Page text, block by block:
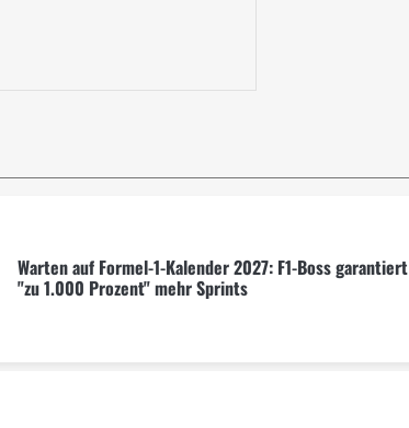
Warten auf Formel-1-Kalender 2027: F1-Boss garantiert
"zu 1.000 Prozent" mehr Sprints